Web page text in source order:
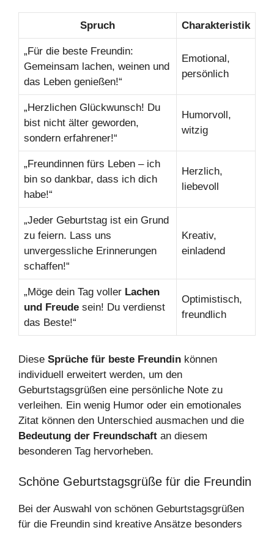
Spruch Charakteristik
„Für die beste Freundin:
Gemeinsam lachen, weinen und
das Leben genießen!“
Emotional,
persönlich
„Herzlichen Glückwunsch! Du
bist nicht älter geworden,
sondern erfahrener!“
Humorvoll,
witzig
„Freundinnen fürs Leben – ich
bin so dankbar, dass ich dich
habe!“
Herzlich,
liebevoll
„Jeder Geburtstag ist ein Grund
zu feiern. Lass uns
unvergessliche Erinnerungen
schaffen!“
Kreativ,
einladend
„Möge dein Tag voller Lachen
und Freude sein! Du verdienst
das Beste!“
Optimistisch,
freundlich
Diese Sprüche für beste Freundin können
individuell erweitert werden, um den
Geburtstagsgrüßen eine persönliche Note zu
verleihen. Ein wenig Humor oder ein emotionales
Zitat können den Unterschied ausmachen und die
Bedeutung der Freundschaft an diesem
besonderen Tag hervorheben.
Schöne Geburtstagsgrüße für die Freundin
Bei der Auswahl von schönen Geburtstagsgrüßen
für die Freundin sind kreative Ansätze besonders